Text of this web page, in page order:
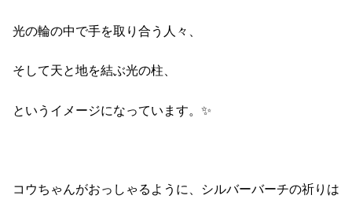
光の輪の中で手を取り合う人々、
そして天と地を結ぶ光の柱、
というイメージになっています。✨
コウちゃんがおっしゃるように、シルバーバーチの祈りは